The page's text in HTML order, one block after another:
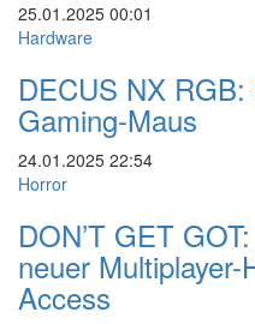
25.01.2025 00:01
Hardware
DECUS NX
Gaming-Maus
24.01.2025 22:54
Horror
DON’T GET
neuer
Access